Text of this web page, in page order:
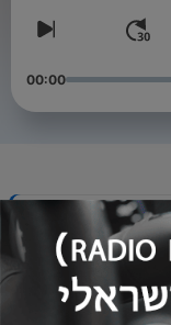
00:00